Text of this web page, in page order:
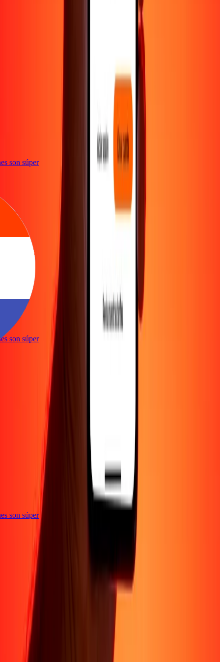
son súper
son súper
son súper
Acerca de
Conviértete en agenteConviértete en socio
Conviértete en socio estratégico
Carreras Promociones
Transferencia internacional de dinero
Soporte
Política de privacidad
Aviso de cookies
condiciones
Presentar una